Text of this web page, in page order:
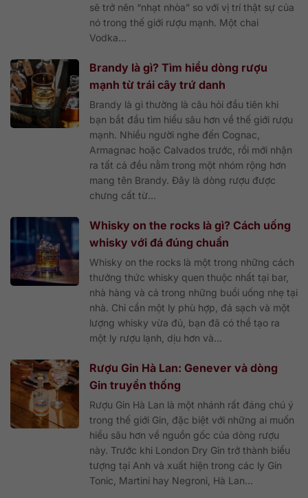
sẽ trở nên “nhạt nhòa” so với vị trí thật sự của
nó trong thế giới rượu mạnh. Một chai
Vodka...
Brandy là gì? Tìm hiểu dòng rượu
mạnh từ trái cây trứ danh
Brandy là gì thường là câu hỏi đầu tiên khi
bạn bắt đầu tìm hiểu sâu hơn về thế giới rượu
mạnh. Nhiều người nghe đến Cognac,
Armagnac hoặc Calvados trước, rồi mới nhận
ra tất cả đều nằm trong một nhóm rộng hơn
mang tên Brandy. Đây là dòng rượu được
chưng cất từ...
Whisky on the rocks là gì? Cách uống
whisky với đá đúng chuẩn
Whisky on the rocks là một trong những cách
thưởng thức whisky quen thuộc nhất tại bar,
nhà hàng và cả trong những buổi uống nhẹ tại
nhà. Chỉ cần một ly phù hợp, đá sạch và một
lượng whisky vừa đủ, bạn đã có thể tạo ra
một ly rượu lạnh, dịu hơn và...
Rượu Gin Hà Lan: Genever và dòng
Gin truyền thống
Rượu Gin Hà Lan là một nhánh rất đáng chú ý
trong thế giới Gin, đặc biệt với những ai muốn
hiểu sâu hơn về nguồn gốc của dòng rượu
này. Trước khi London Dry Gin trở thành biểu
tượng tại Anh và xuất hiện trong các ly Gin
Tonic, Martini hay Negroni, Hà Lan...